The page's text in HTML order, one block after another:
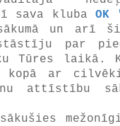
sava klubaOK
un arī
par
Tūres laikā.
ar
attīstību